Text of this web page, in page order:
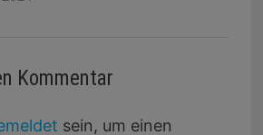
Kommentar
sein, um einen